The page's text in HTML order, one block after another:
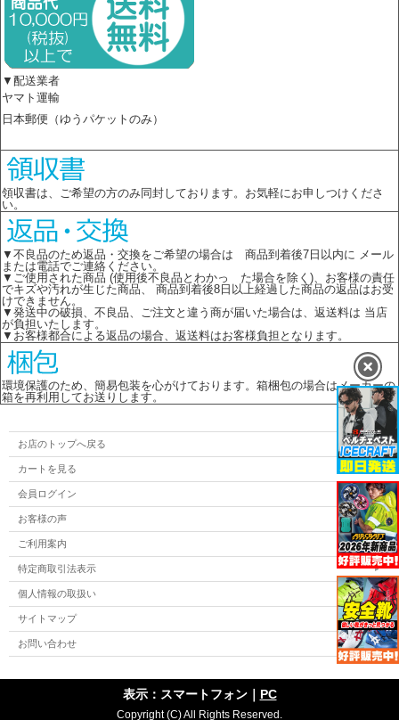
▼配送業者
ヤマト運輸
日本郵便（ゆうパケットのみ）
領収書は、ご希望の方のみ同封しております。お気軽にお申しつけくださ
い。
▼不良品のため返品・交換をご希望の場合は 商品到着後7日以内に メール
または電話でご連絡ください。
▼ご使用された商品 (使用後不良品とわかっ た場合を除く)、お客様の責任
でキズや汚れが生じた商品、 商品到着後8日以上経過した商品の返品はお受
けできません。
▼発送中の破損、不良品、ご注文と違う商が届いた場合は、返送料は 当店
が負担いたします。
▼お客様都合による返品の場合、返送料はお客様負担となります。
環境保護のため、簡易包装を心がけております。箱梱包の場合はメーカーの
箱を再利用してお送りします。
お店のトップへ戻る
カートを見る
会員ログイン
お客様の声
ご利用案内
特定商取引法表示
個人情報の取扱い
サイトマップ
お問い合わせ
表示：スマートフォン｜ PC
Copyright (C) All Rights Reserved.